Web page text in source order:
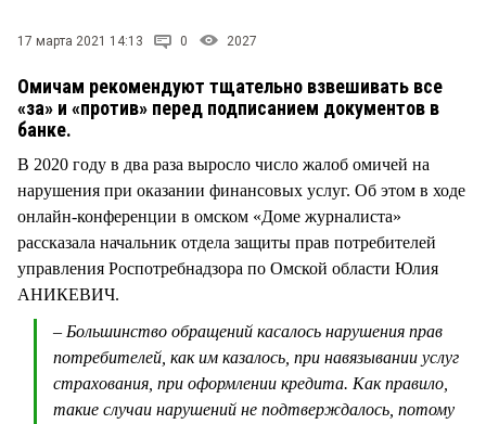
17 марта 2021 14:13 0 2027
Омичам рекомендуют тщательно взвешивать все
«за» и «против» перед подписанием документов в
банке.
В 2020 году в два раза выросло число жалоб омичей на
нарушения при оказании финансовых услуг. Об этом в ходе
онлайн-конференции в омском «Доме журналиста»
рассказала начальник отдела защиты прав потребителей
управления Роспотребнадзора по Омской области Юлия
АНИКЕВИЧ.
– Большинство обращений касалось нарушения прав
потребителей, как им казалось, при навязывании услуг
страхования, при оформлении кредита. Как правило,
такие случаи нарушений не подтверждалось, потому